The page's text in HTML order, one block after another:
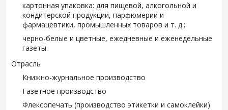
картонная упаковка: для пищевой, алкогольной и
кондитерской продукции, парфюмерии и
фармацевтики, промышленных товаров и т. д.;
черно-белые и цветные, ежедневные и еженедельные
газеты.
Отрасль
Книжно-журнальное производство
Газетное производство
Флексопечать (производство этикетки и самоклейки)